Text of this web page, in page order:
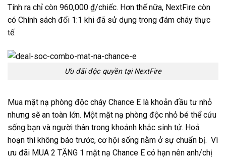
Tính ra chỉ còn 960,000 ₫/chiếc. Hơn thế nữa, NextFire còn
có Chính sách đổi 1:1 khi đã sử dụng trong đám cháy thực
tế.
Ưu đãi độc quyền tại NextFire
Mua mặt nạ phòng độc cháy Chance E là khoản đầu tư nhỏ
nhưng sẽ an toàn lớn. Một mặt nạ phòng độc nhỏ bé thể cứu
sống bạn và người thân trong khoảnh khắc sinh tử. Hoả
hoạn thì không báo trước, cơ hội sống nằm ở sự chuẩn bị. Vì
ưu đãi MUA 2 TẶNG 1 mặt nạ Chance E có hạn nên anh/chị